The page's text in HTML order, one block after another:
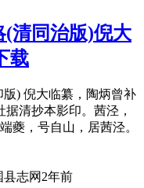
清同治版)倪大
载
) 倪大临纂，陶炳曾补
清抄本影印。茜泾，
夔，号自山，居茜泾。
县志网 2年前